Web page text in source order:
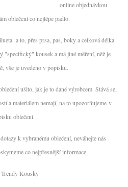
online objednávkou
oblečení co nejlépe padlo.
a to, přes prsa, pas, boky a celková délka
"specifický" kousek a má jiné měření, něž je
vše je uvedeno v popisku.
ušito, jak je to dané výrobcem. Stává se,
a materiálem nemají, na to upozorňujeme v
oblečení.
k vybranému oblečení, neváhejte nás
co nejpřesnější informace.
Kousky